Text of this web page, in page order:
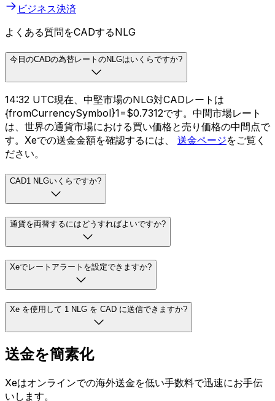
ビジネス決済
よくある質問をCADするNLG
今日のCADの為替レートのNLGはいくらですか?
14:32 UTC現在、中堅市場のNLG対CADレートは
{fromCurrencySymbol}1=$0.7312です。中間市場レート
は、世界の通貨市場における買い価格と売り価格の中間点で
す。Xeでの送金金額を確認するには、 送金ページをご覧く
ださい。
CAD1 NLGいくらですか?
通貨を両替するにはどうすればよいですか?
Xeでレートアラートを設定できますか?
Xe を使用して 1 NLG を CAD に送信できますか?
送金を簡素化
Xeはオンラインでの海外送金を低い手数料で迅速にお手伝
いします。